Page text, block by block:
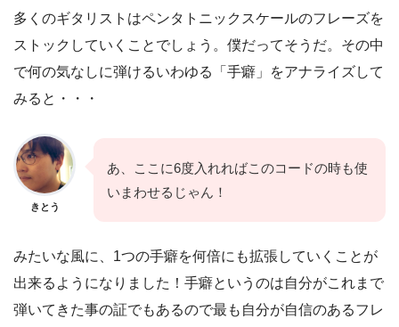
多くのギタリストはペンタトニックスケールのフレーズを
ストックしていくことでしょう。僕だってそうだ。その中
で何の気なしに弾けるいわゆる「手癖」をアナライズして
みると・・・
きとう
あ、ここに6度入れればこのコードの時も使
いまわせるじゃん！
みたいな風に、1つの手癖を何倍にも拡張していくことが
出来るようになりました！手癖というのは自分がこれまで
弾いてきた事の証でもあるので最も自分が自信のあるフレ